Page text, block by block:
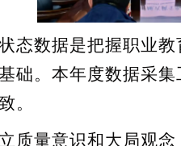
数据是把握职业教
础。本年度数据采
。
量意识和大局观念